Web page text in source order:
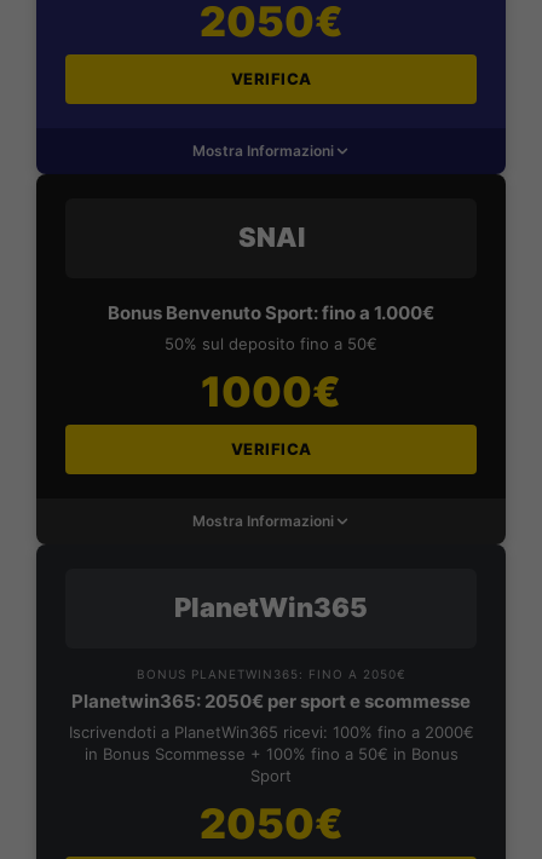
2050€
VERIFICA
Mostra Informazioni
SNAI
Bonus Benvenuto Sport: fino a 1.000€
50% sul deposito fino a 50€
1000€
VERIFICA
Mostra Informazioni
PlanetWin365
BONUS PLANETWIN365: FINO A 2050€
Planetwin365: 2050€ per sport e scommesse
Iscrivendoti a PlanetWin365 ricevi: 100% fino a 2000€
in Bonus Scommesse + 100% fino a 50€ in Bonus
Sport
2050€